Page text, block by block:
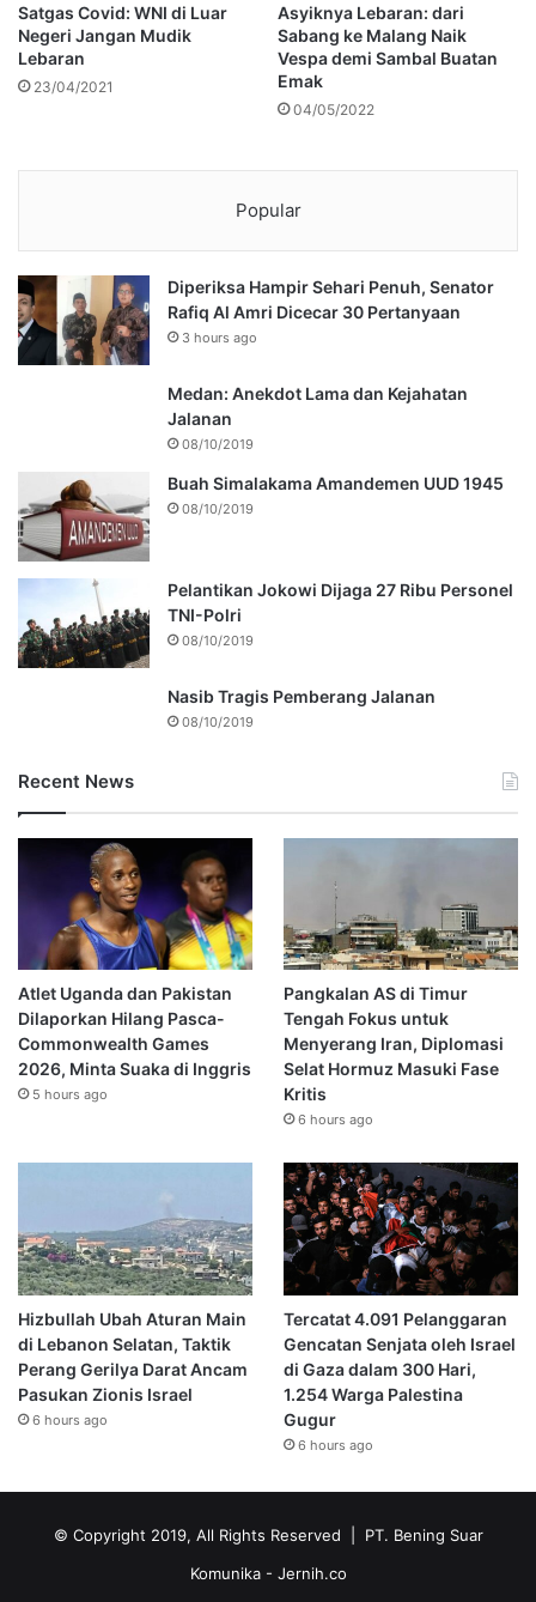
Satgas Covid: WNI di Luar
Negeri Jangan Mudik
Lebaran
23/04/2021
Asyiknya Lebaran: dari
Sabang ke Malang Naik
Vespa demi Sambal Buatan
Emak
04/05/2022
Popular
Diperiksa Hampir Sehari Penuh, Senator
Rafiq Al Amri Dicecar 30 Pertanyaan
3 hours ago
Medan: Anekdot Lama dan Kejahatan
Jalanan
08/10/2019
Buah Simalakama Amandemen UUD 1945
08/10/2019
Pelantikan Jokowi Dijaga 27 Ribu Personel
TNI-Polri
08/10/2019
Nasib Tragis Pemberang Jalanan
08/10/2019
Recent News
Atlet Uganda dan Pakistan
Dilaporkan Hilang Pasca-
Commonwealth Games
2026, Minta Suaka di Inggris
5 hours ago
Pangkalan AS di Timur
Tengah Fokus untuk
Menyerang Iran, Diplomasi
Selat Hormuz Masuki Fase
Kritis
6 hours ago
Hizbullah Ubah Aturan Main
di Lebanon Selatan, Taktik
Perang Gerilya Darat Ancam
Pasukan Zionis Israel
6 hours ago
Tercatat 4.091 Pelanggaran
Gencatan Senjata oleh Israel
di Gaza dalam 300 Hari,
1.254 Warga Palestina
Gugur
6 hours ago
© Copyright 2019, All Rights Reserved | PT. Bening Suar
Komunika - Jernih.co